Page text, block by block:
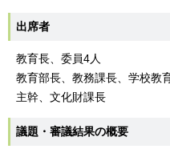
出席者
教育長、委員4人
教育部長、教務課長、学校教
主幹、文化財課長
議題・審議結果の概要